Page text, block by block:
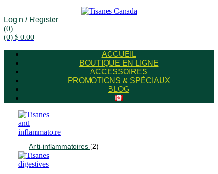
Login / Register
(0)
(0) $ 0.00
ACCUEIL
BOUTIQUE EN LIGNE
ACCESSOIRES
PROMOTIONS & SPÉCIAUX
BLOG
Anti-inflammatoires (2)